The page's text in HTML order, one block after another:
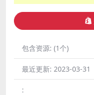
包含资源: (1个)
最近更新: 2023-03-31
: